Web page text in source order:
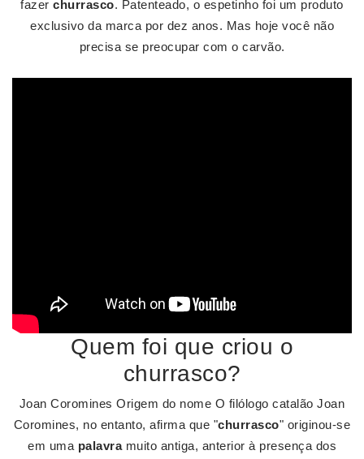
fazerchurrasco. Patenteado, o espetinho foi um produto
exclusivo da marca por dez anos. Mas hoje você não
precisa se preocupar com o carvão.
Quem foi que criou o
churrasco?
Joan Coromines Origem do nome O filólogo catalão Joan
Coromines, no entanto, afirma que "churrasco" originou-se
em uma palavramuito antiga, anterior à presença dos